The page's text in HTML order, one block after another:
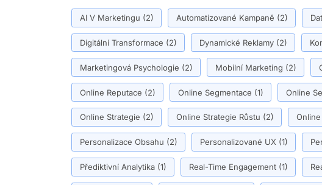
AI V Marketingu (2) Automatizované Kampaně (2)
Digitální Transformace (2) Dynamické Reklamy(2)
Marketingová Psychologie (2) Mobilní Marketing (2)
Online Reputace (2) Online Segmentace (1) Online
Online Strategie (2) Online Strategie Růstu (2)
Personalizace Obsahu (2) Personalizované UX(1)
Přediktivní Analytika(1) Real-Time Engagement(1)